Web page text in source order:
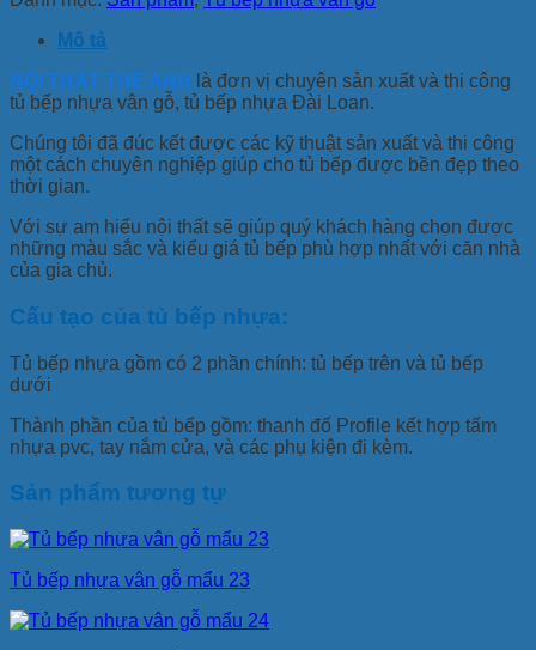
Mô tả
NỘI THẤT THẾ ANH
là đơn vị chuyên sản xuất và thi công
tủ bếp nhựa vân gỗ, tủ bếp nhựa Đài Loan.
Chúng tôi đã đúc kết được các kỹ thuật sản xuất và thi công
một cách chuyên nghiệp giúp cho tủ bếp được bền đẹp theo
thời gian.
Với sự am hiểu nội thất sẽ giúp quý khách hàng chọn được
những màu sắc và kiểu giá tủ bếp phù hợp nhất với căn nhà
của gia chủ.
Cấu tạo của tủ bếp nhựa:
Tủ bếp nhựa gồm có 2 phần chính: tủ bếp trên và tủ bếp
dưới
Thành phần của tủ bếp gồm: thanh đố Profile kết hợp tấm
nhựa pvc, tay nắm cửa, và các phụ kiện đi kèm.
Sản phẩm tương tự
Tủ bếp nhựa vân gỗ mẩu 23